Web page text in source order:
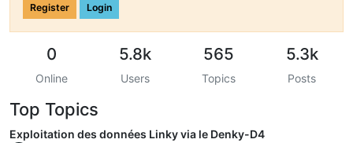
Register Login
0
Online
5.8k
Users
565
Topics
5.3k
Posts
Top Topics
Exploitation des données Linky via le Denky-D4